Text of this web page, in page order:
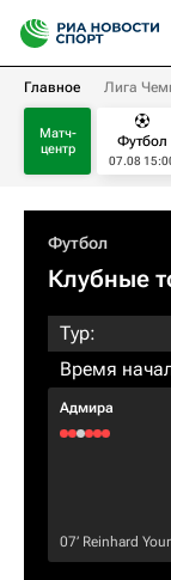
Главное Лига
Матч-
центр
Футбол
07.08
Футбол
Клубные
Тур:
Время
Адмира
07‎’‎ Reinhard